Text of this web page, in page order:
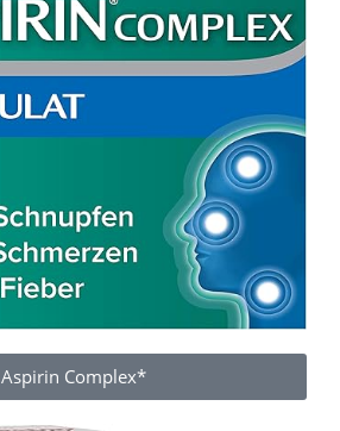
Aspirin Complex*